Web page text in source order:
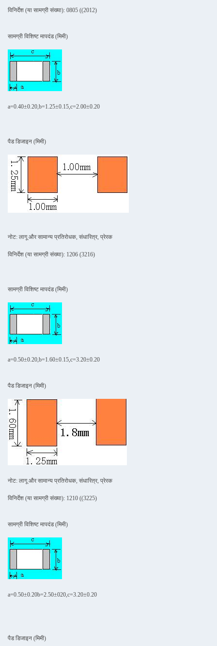
विनिर्देश (या सामग्री संख्या): 0805 ((2012)
सामग्री विशिष्ट मापदंड (मिमी)
a=0.40±0.20,b=1.25±0.15,c=2.00±0.20
पैड डिजाइन (मिमी)
नोट: लागू और सामान्य प्रतिरोधक, संधारित्र, प्रेरक
विनिर्देश (या सामग्री संख्या): 1206 (3216)
सामग्री विशिष्ट मापदंड (मिमी)
a=0.50±0.20,b=1.60±0.15,c=3.20±0.20
पैड डिजाइन (मिमी)
नोट: लागू और सामान्य प्रतिरोधक, संधारित्र, प्रेरक
विनिर्देश (या सामग्री संख्या): 1210 ((3225)
सामग्री विशिष्ट मापदंड (मिमी)
a=0.50±0.20b=2.50±020,c=3.20±0.20
पैड डिजाइन (मिमी)